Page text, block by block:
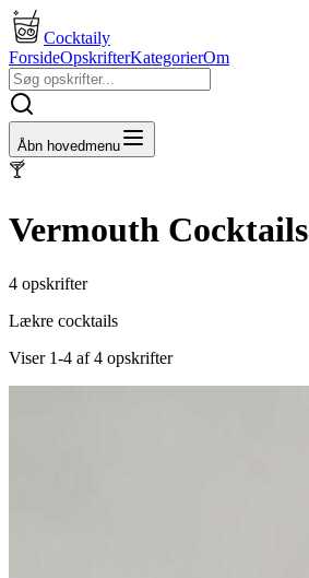
Cocktaily
ForsideOpskrifterKategorierOm
Åbn hovedmenu
🍸
Vermouth Cocktails
4 opskrifter
Lækre cocktails
Viser 1-4 af 4 opskrifter